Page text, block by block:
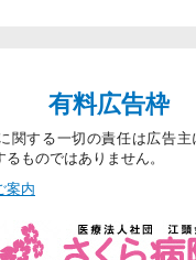
有料広告枠
関する一切の責任は広告
ものではありません。
案内